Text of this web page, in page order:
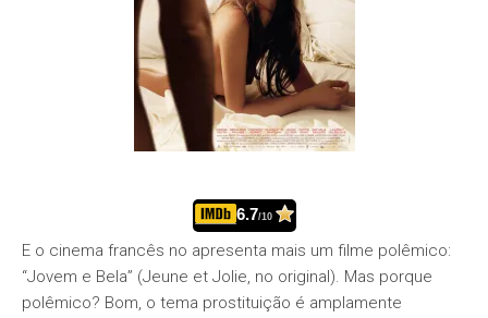
6.7/10
E o cinema francês no apresenta mais um filme polêmico:
“Jovem e Bela” (Jeune et Jolie, no original). Mas porque
polêmico? Bom, o tema prostituição é amplamente